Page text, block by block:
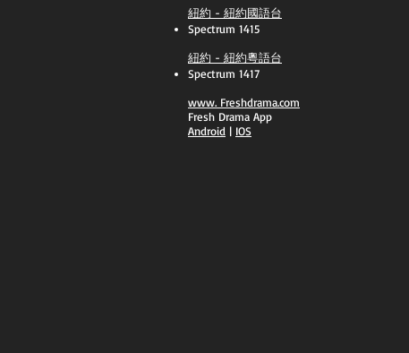
紐約 - 紐約國語台
Spectrum 1415
紐約 - 紐約粵語台
Spectrum 1417
​www. Freshdrama.com
Fresh Drama App
​Android | IOS